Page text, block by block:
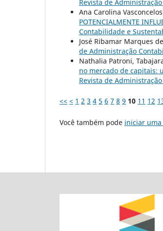
Revista de
Ana Carolina
POTENCIALMENTE
Contabilidade e
José Ribamar Marques
de Administração
Nathalia Patroni,
no mercado de capitais:
Revista de
<< < 1 2 3 4 5 6 7 8 9 10 11 12
Você também pode iniciar